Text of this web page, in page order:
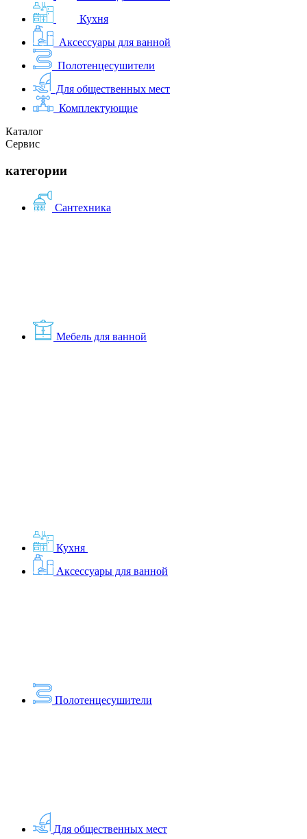
Кухня
Аксессуары для ванной
Полотенцесушители
Для общественных мест
Комплектующие
Каталог
Сервис
категории
Сантехника
Мебель для ванной
Кухня
Аксессуары для ванной
Полотенцесушители
Для общественных мест